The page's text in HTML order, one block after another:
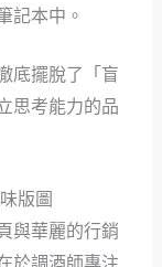
記本中。
底擺脫了「盲
思考能力的品
版圖
與華麗的行銷